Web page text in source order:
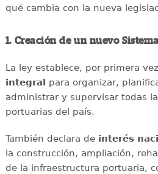
qué cambia con la nueva
1. Creación de un nuevo
La ley establece, por primera
integral para organizar,
administrar y supervisar todas
portuarias del país.
También declara de interés
la construcción, ampliación,
de la infraestructura portuaria,